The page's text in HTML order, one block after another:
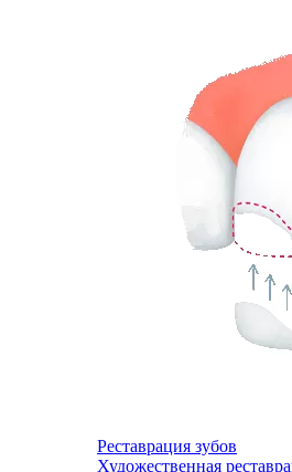
Реставрация зубов
Художественная